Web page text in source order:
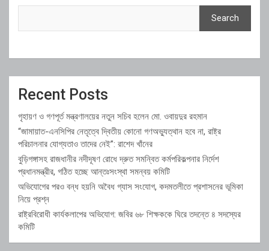
Search
Recent Posts
গৃহায়ণ ও গণপূর্ত মন্ত্রণালয়ের নতুন সচিব হলেন মো. ওবায়দুর রহমান
“জামায়াত-এনসিপির নেতৃত্বে দ্বিতীয় কোনো গণঅভ্যুত্থান হবে না, রাষ্ট্র
পরিচালনার যোগ্যতাও তাদের নেই”: রাশেদ খাঁনের
বুড়িগঙ্গাসহ রাজধানীর নদীদূষণ রোধে দ্রুত সমন্বিত কর্মপরিকল্পনার নির্দেশ
প্রধানমন্ত্রীর, গঠিত হচ্ছে আন্তঃসংস্থা সমন্বয় কমিটি
অভিযোগের পরও বন্ধ হয়নি অবৈধ গ্যাস সংযোগ, কদমতলীতে প্রশাসনের ভূমিকা
নিয়ে প্রশ্ন
রাষ্ট্রবিরোধী কার্যকলাপের অভিযোগ: জবির ৬৮ শিক্ষককে ঘিরে তদন্তে ৪ সদস্যের
কমিটি